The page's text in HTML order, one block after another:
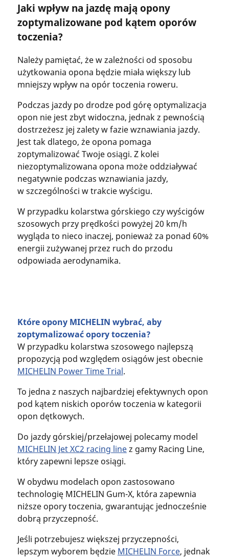
Jaki wpływ na jazdę mają opony
zoptymalizowane pod kątem oporów
toczenia?
Należy pamiętać, że w zależności od sposobu
użytkowania opona będzie miała większy lub
mniejszy wpływ na opór toczenia roweru.
Podczas jazdy po drodze pod górę optymalizacja
opon nie jest zbyt widoczna, jednak z pewnością
dostrzeżesz jej zalety w fazie wznawiania jazdy.
Jest tak dlatego, że opona pomaga
zoptymalizować Twoje osiągi. Z kolei
niezoptymalizowana opona może oddziaływać
negatywnie podczas wznawiania jazdy,
w szczególności w trakcie wyścigu.
W przypadku kolarstwa górskiego czy wyścigów
szosowych przy prędkości powyżej 20 km/h
wygląda to nieco inaczej, ponieważ za ponad 60%
energii zużywanej przez ruch do przodu
odpowiada aerodynamika.
Które opony MICHELIN wybrać, aby
zoptymalizować opory toczenia?
W przypadku kolarstwa szosowego najlepszą
propozycją pod względem osiągów jest obecnie
MICHELIN Power Time Trial.
To jedna z naszych najbardziej efektywnych opon
pod kątem niskich oporów toczenia w kategorii
opon dętkowych.
Do jazdy górskiej/przełajowej polecamy model
MICHELIN Jet XC2 racing linez gamy Racing Line,
który zapewni lepsze osiągi.
W obydwu modelach opon zastosowano
technologię MICHELIN Gum-X, która zapewnia
niższe opory toczenia, gwarantując jednocześnie
dobrą przyczepność.
Jeśli potrzebujesz większej przyczepności,
lepszym wyborem będzie MICHELIN Force, jednak